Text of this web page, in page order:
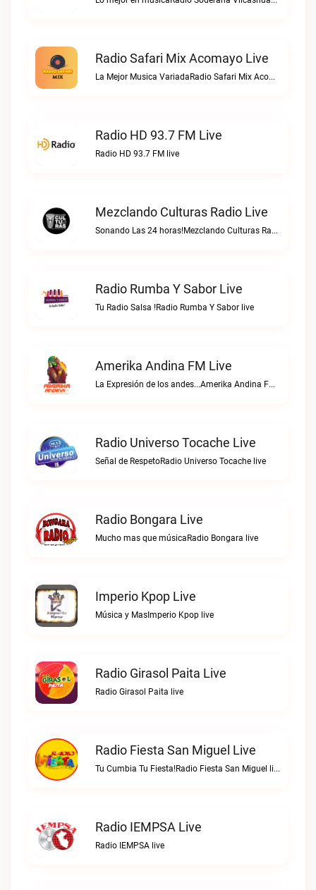
Radio Safari Mix Acomayo Live
La Mejor Musica VariadaRadio Safari Mix Acomayo live
Radio HD 93.7 FM Live
Radio HD 93.7 FM live
Mezclando Culturas Radio Live
Sonando Las 24 horas!Mezclando Culturas Radio live
Radio Rumba Y Sabor Live
Tu Radio Salsa !Radio Rumba Y Sabor live
Amerika Andina FM Live
La Expresión de los andes...Amerika Andina FM live
Radio Universo Tocache Live
Señal de RespetoRadio Universo Tocache live
Radio Bongara Live
Mucho mas que músicaRadio Bongara live
Imperio Kpop Live
Música y MasImperio Kpop live
Radio Girasol Paita Live
Radio Girasol Paita live
Radio Fiesta San Miguel Live
Tu Cumbia Tu Fiesta!Radio Fiesta San Miguel live
Radio IEMPSA Live
Radio IEMPSA live